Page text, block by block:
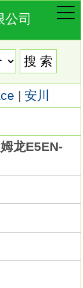
公司
| 安川
龙E5EN-